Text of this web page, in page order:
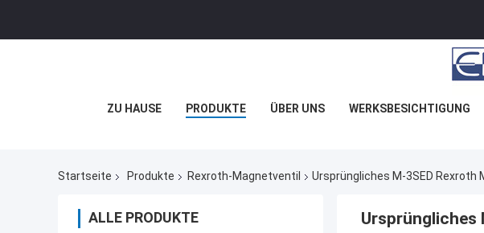
ZU HAUSE PRODUKTE ÜBER UNS WERKSBESICHTIGUNG
Startseite Produkte Rexroth-Magnetventil Ursprüngliches M-3SED
ALLE PRODUKTE
Ursprüngliches